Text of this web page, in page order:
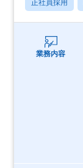
正社員採用
業務内容